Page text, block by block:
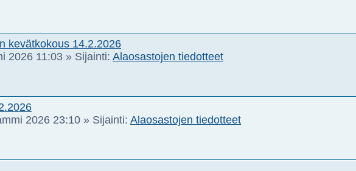
kevätkokous 14.2.2026
2026 11:03 » Sijainti: Alaosastojen tiedotteet
2026 23:10 » Sijainti: Alaosastojen tiedotteet